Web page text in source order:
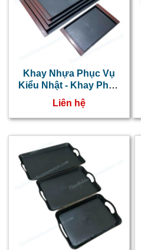
Khay Nhựa Phục Vụ
Kiểu Nhật - Khay Phục
Vụ Chống Trượt
Liên hệ